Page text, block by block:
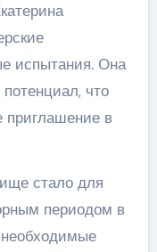
испытания. Она
что
приглашение в
стало для
периодом в